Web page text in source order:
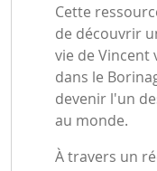
Cette
de découvrir
vie de Vincent
dans le
devenir l'un
au monde.
À travers un